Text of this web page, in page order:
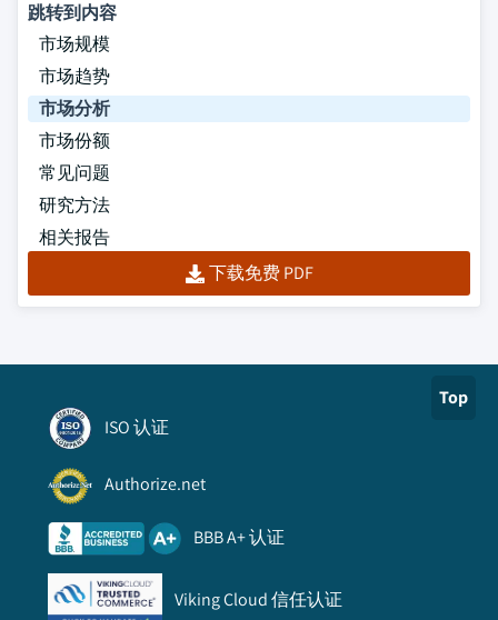
跳转到内容
市场规模
市场趋势
市场分析
市场份额
常见问题
研究方法
相关报告
下载免费 PDF
Top
ISO 认证
Authorize.net
BBB A+ 认证
Viking Cloud 信任认证